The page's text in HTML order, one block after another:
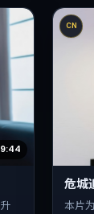
CN
危城
本片